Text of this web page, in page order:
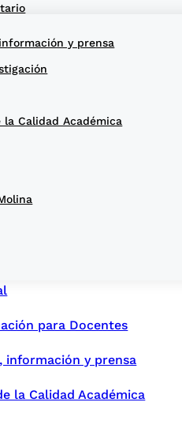
y prensa
Calidad Académica
para Docentes
información y prensa
la Calidad Académica